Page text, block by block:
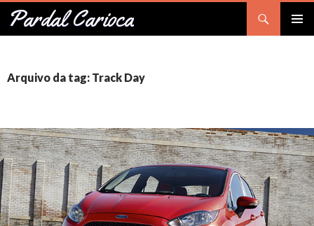
Pardal Carioca
Pesquisar
PULAR
CONTEÚDO
Arquivo da tag: Track Day